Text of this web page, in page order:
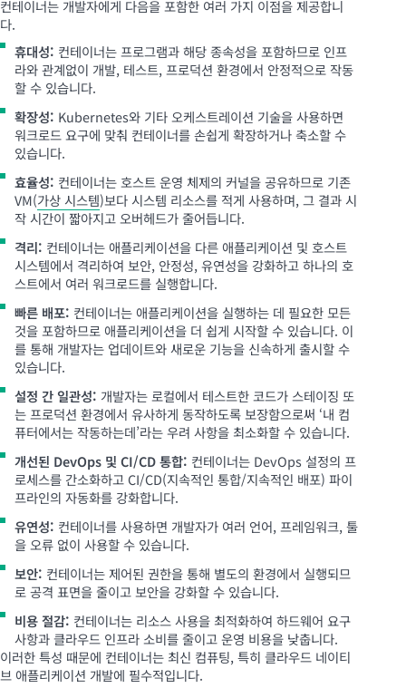
컨테이너는 개발자에게 다음을 포함한 여러 가지 이점을 제공합니
다.
휴대성: 컨테이너는 프로그램과 해당 종속성을 포함하므로 인프
라와 관계없이 개발, 테스트, 프로덕션 환경에서 안정적으로 작동
할 수 있습니다.
확장성: Kubernetes와 기타 오케스트레이션 기술을 사용하면
워크로드 요구에 맞춰 컨테이너를 손쉽게 확장하거나 축소할 수
있습니다.
효율성: 컨테이너는 호스트 운영 체제의 커널을 공유하므로 기존
VM(가상 시스템)보다 시스템 리소스를 적게 사용하며, 그 결과 시
작 시간이 짧아지고 오버헤드가 줄어듭니다.
격리: 컨테이너는 애플리케이션을 다른 애플리케이션 및 호스트
시스템에서 격리하여 보안, 안정성, 유연성을 강화하고 하나의 호
스트에서 여러 워크로드를 실행합니다.
빠른 배포: 컨테이너는 애플리케이션을 실행하는 데 필요한 모든
것을 포함하므로 애플리케이션을 더 쉽게 시작할 수 있습니다. 이
를 통해 개발자는 업데이트와 새로운 기능을 신속하게 출시할 수
있습니다.
설정 간 일관성: 개발자는 로컬에서 테스트한 코드가 스테이징 또
는 프로덕션 환경에서 유사하게 동작하도록 보장함으로써 ‘내 컴
퓨터에서는 작동하는데’라는 우려 사항을 최소화할 수 있습니다.
개선된 DevOps 및 CI/CD 통합: 컨테이너는 DevOps 설정의 프
로세스를 간소화하고 CI/CD(지속적인 통합/지속적인 배포) 파이
프라인의 자동화를 강화합니다.
유연성: 컨테이너를 사용하면 개발자가 여러 언어, 프레임워크, 툴
을 오류 없이 사용할 수 있습니다.
보안: 컨테이너는 제어된 권한을 통해 별도의 환경에서 실행되므
로 공격 표면을 줄이고 보안을 강화할 수 있습니다.
비용 절감: 컨테이너는 리소스 사용을 최적화하여 하드웨어 요구
사항과 클라우드 인프라 소비를 줄이고 운영 비용을 낮춥니다.
이러한 특성 때문에 컨테이너는 최신 컴퓨팅, 특히 클라우드 네이티
브 애플리케이션 개발에 필수적입니다.